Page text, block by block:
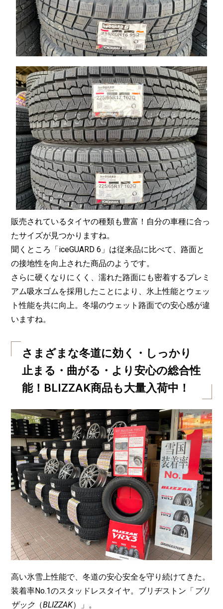
販売されているタイヤの種類も豊富！自分の車種に合っ
たサイズが見つかりますね。
聞くところ「iceGUARD 6」は従来品に比べて、路面と
の接地性を向上された商品のようです。
さらに硬くなりにくく、濡れた路面にも密着するプレミ
アム吸水ゴムを採用したことにより、氷上性能とウェッ
ト性能を共に向上。冬場のウェット路面での安心感が違
いますね。
さまざまな冬道に効く・しっかり
止まる・曲がる・より安心の総合性
能！BLIZZAK商品も大量入荷中！
高い氷雪上性能で、冬道の安心安全を守り続けてきた。
装着率No.1のスタッドレスタイヤ。ブリヂストン「 ブリ
ザック （BLIZZAK）」。